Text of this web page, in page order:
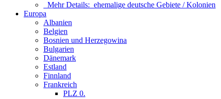
Mehr Details: ehemalige deutsche Gebiete / Kolonien
Europa
Albanien
Belgien
Bosnien und Herzegowina
Bulgarien
Dänemark
Estland
Finnland
Frankreich
PLZ 0.